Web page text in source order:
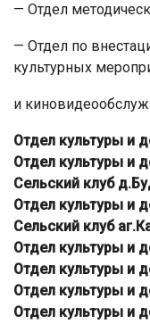
— Отдел
— Отдел по
культурных
и
Отдел культуры и
Отдел культуры и
Сельский клуб
Отдел культуры и
Сельский клуб
Отдел культуры и
Отдел культуры и
Отдел культуры и
Отдел культуры и